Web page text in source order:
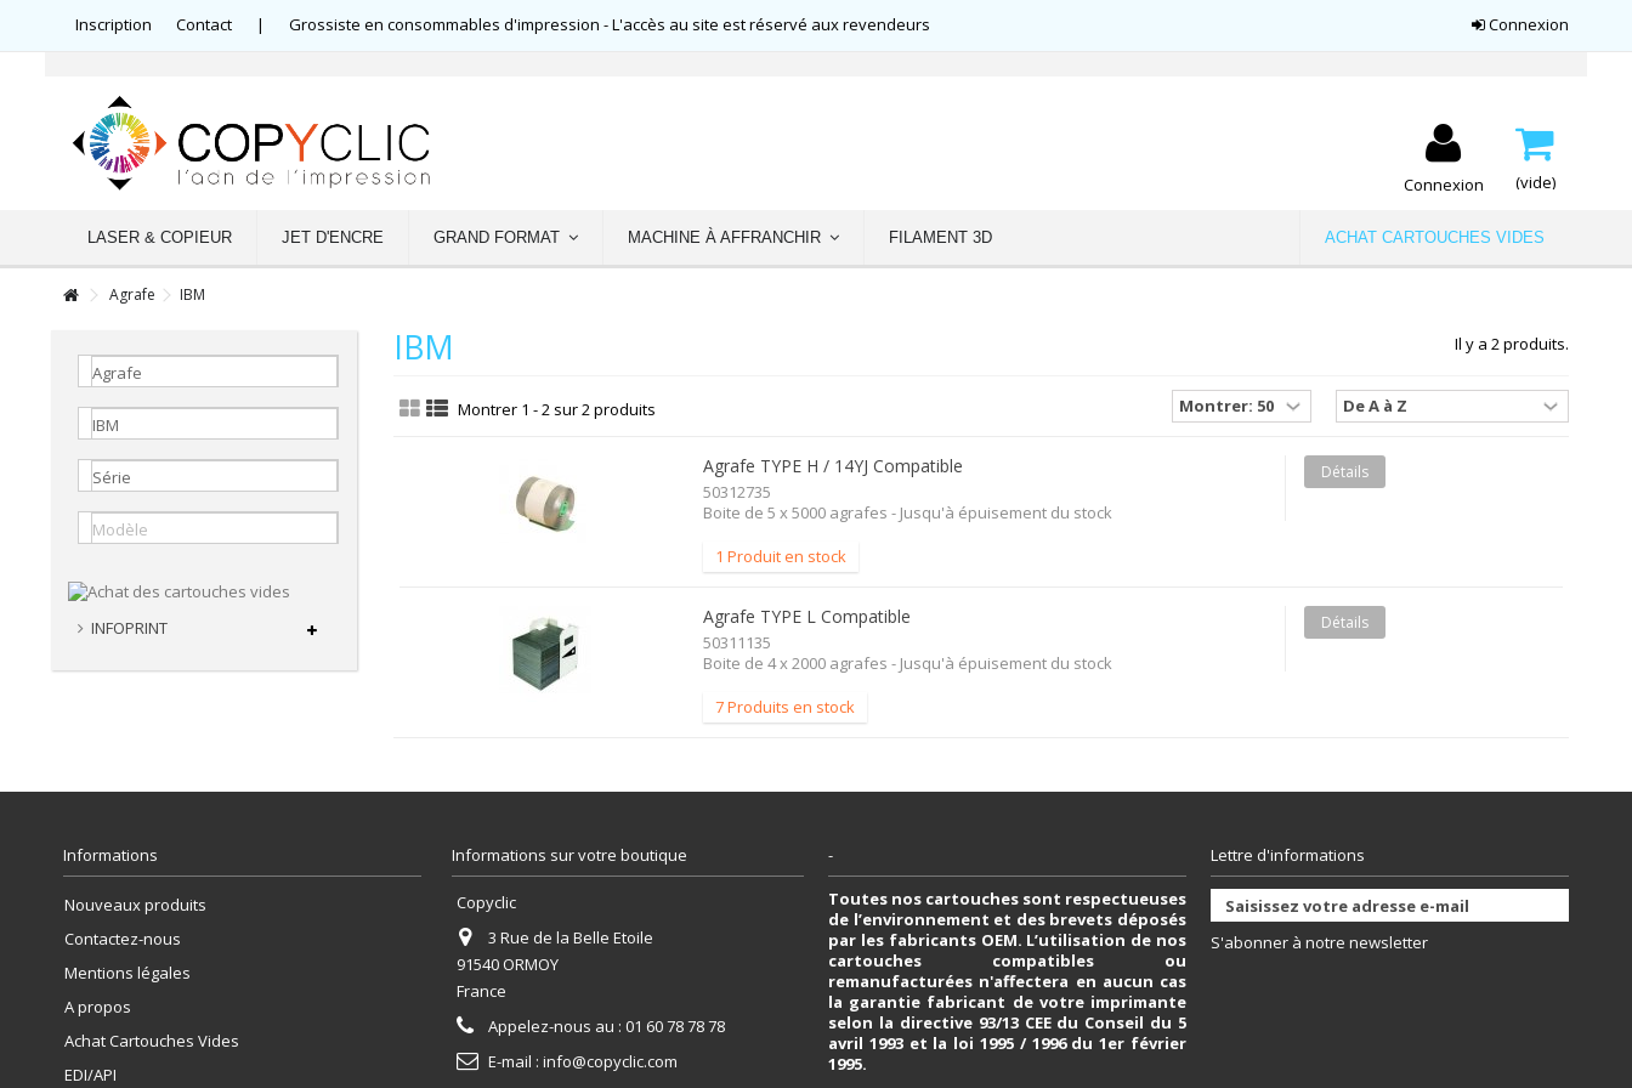
Connexion
Inscription Contact | Grossiste en consommables d'impression - L'accès au site est réservé aux revendeurs
(vide)
Connexion
LASER & COPIEUR JET D'ENCRE GRAND FORMAT MACHINE À AFFRANCHIR FILAMENT 3D ACHAT CARTOUCHES VIDES
Agrafe IBM
Agrafe
IBM
Série
Modèle
INFOPRINT
IBM Il y a 2 produits.
Montrer 1 - 2 sur 2 produits
Agrafe TYPE H / 14YJ Compatible
50312735
Boite de 5 x 5000 agrafes - Jusqu'à épuisement du stock
1 Produit en stock
Détails
Agrafe TYPE L Compatible
50311135
Boite de 4 x 2000 agrafes - Jusqu'à épuisement du stock
7 Produits en stock
Détails
Informations
Nouveaux produits
Contactez-nous
Mentions légales
A propos
Achat Cartouches Vides
EDI/API
Informations sur votre boutique
Copyclic
3 Rue de la Belle Etoile
91540 ORMOY
France
Appelez-nous au : 01 60 78 78 78
E-mail : info@copyclic.com
Lettre d'informations
S'abonner à notre newsletter
-
Toutes nos cartouches sont respectueuses
de l’environnement et des brevets déposés
par les fabricants OEM. L’utilisation de nos
cartouches compatibles ou
remanufacturées n'affectera en aucun cas
la garantie fabricant de votre imprimante
selon la directive 93/13 CEE du Conseil du 5
avril 1993 et la loi 1995 / 1996 du 1er février
1995.